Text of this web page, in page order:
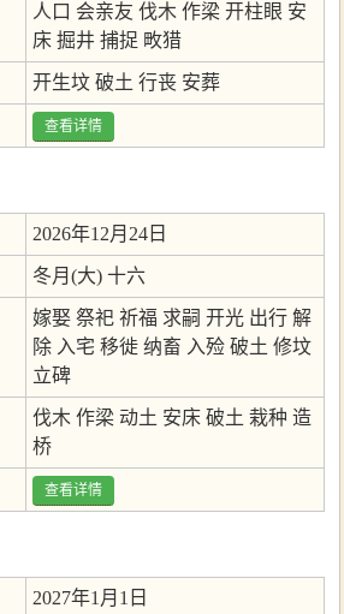
人口 会亲友 伐木 作梁 开柱眼 安
床 掘井 捕捉 畋猎
开生坟 破土 行丧 安葬
查看详情
2026年12月24日
冬月(大) 十六
嫁娶 祭祀 祈福 求嗣 开光 出行 解
除 入宅 移徙 纳畜 入殓 破土 修坟
立碑
伐木 作梁 动土 安床 破土 栽种 造
桥
查看详情
2027年1月1日